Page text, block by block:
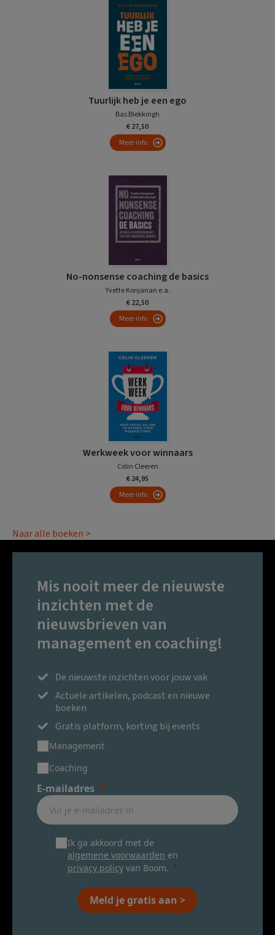
Tuurlijk heb je een ego
Bas Blekkingh
€ 27,50
Meer info
No-nonsense coaching de basics
Yvette Konjanan e.a.
€ 22,50
Meer info
Werkweek voor winnaars
Colin Cleeren
€ 24,95
Meer info
Naar alle boeken >
Mis nooit meer de nieuwste
inzichten met de
nieuwsbrieven van
management en coaching!
De nieuwste inzichten voor jouw vak
Actuele artikelen, podcast en nieuwe
boeken
Gratis platform, korting bij events
Management
Coaching
E-mailadres
Ik ga akkoord met de
algemene voorwaarden en
privacy policy van Boom.
Meld je gratis aan >